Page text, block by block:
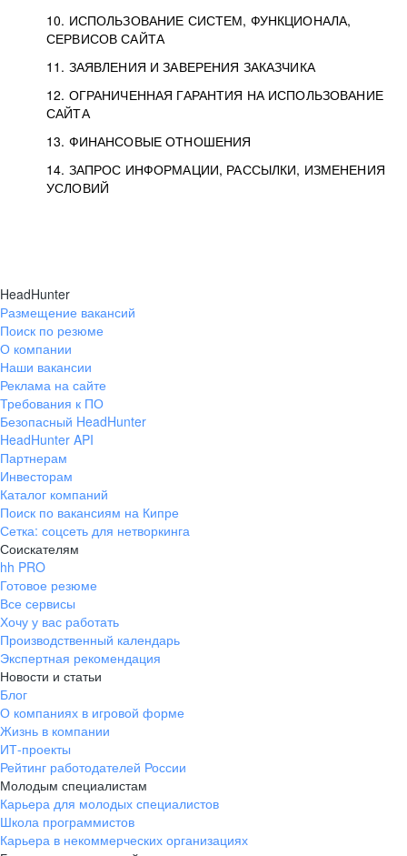
10. ИСПОЛЬЗОВАНИЕ СИСТЕМ, ФУНКЦИОНАЛА,
СЕРВИСОВ САЙТА
11. ЗАЯВЛЕНИЯ И ЗАВЕРЕНИЯ ЗАКАЗЧИКА
12. ОГРАНИЧЕННАЯ ГАРАНТИЯ НА ИСПОЛЬЗОВАНИЕ
САЙТА
13. ФИНАНСОВЫЕ ОТНОШЕНИЯ
14. ЗАПРОС ИНФОРМАЦИИ, РАССЫЛКИ, ИЗМЕНЕНИЯ
УСЛОВИЙ
HeadHunter
Размещение вакансий
Поиск по резюме
О компании
Наши вакансии
Реклама на сайте
Требования к ПО
Безопасный HeadHunter
HeadHunter API
Партнерам
Инвесторам
Каталог компаний
Поиск по вакансиям на Кипре
Сетка: соцсеть для нетворкинга
Соискателям
hh PRO
Готовое резюме
Все сервисы
Хочу у вас работать
Производственный календарь
Экспертная рекомендация
Новости и статьи
Блог
О компаниях в игровой форме
Жизнь в компании
ИТ-проекты
Рейтинг работодателей России
Молодым специалистам
Карьера для молодых специалистов
Школа программистов
Карьера в некоммерческих организациях